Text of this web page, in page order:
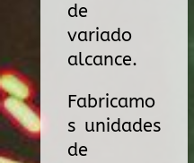
de
variado
alcance.
Fabricamo
s unidades
de